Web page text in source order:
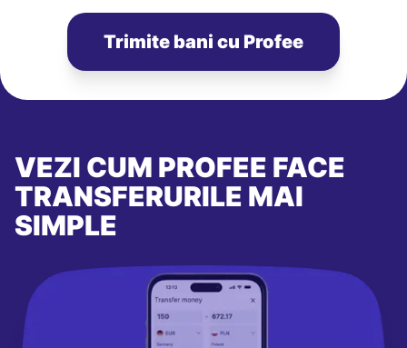
Trimite bani cu Profee
VEZI CUM PROFEE FACE
TRANSFERURILE MAI
SIMPLE